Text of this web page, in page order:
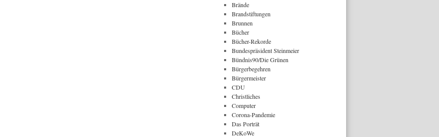
Brände
Brandstiftungen
Brunnen
Bücher
Bücher-Rekorde
Bundespräsident Steinmeier
Bündnis90/Die Grünen
Bürgerbegehren
Bürgermeister
CDU
Christliches
Computer
Corona-Pandemie
Das Porträt
DeKoWe